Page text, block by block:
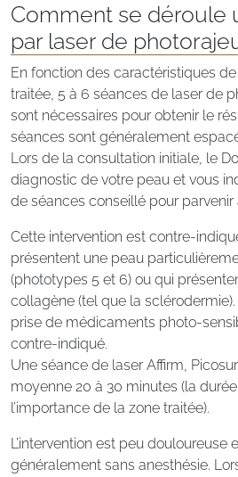
Comment se déroule
par laser de
En fonction des caractéristiques
traitée, 5 à 6 séances de laser de
sont nécessaires pour obtenir le
séances sont généralement
Lors de la consultation initiale, le
diagnostic de votre peau et vous
de séances conseillé pour parvenir
Cette intervention est contre-
présentent une peau
(phototypes 5 et 6) ou qui
collagène (tel que la
prise de médicaments photo-
contre-indiqué.
Une séance de laser Affirm,
moyenne 20 à 30 minutes (la
l’importance de la zone traitée).
L’intervention est peu douloureuse
généralement sans anesthésie.